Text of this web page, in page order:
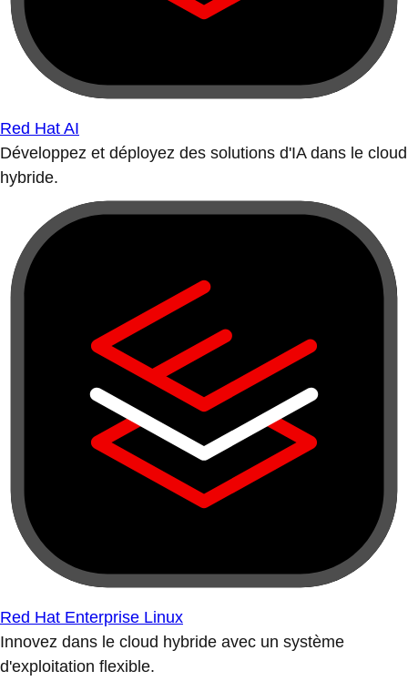
Red Hat AI
Développez et déployez des solutions d'IA dans le cloud
hybride.
Red Hat Enterprise Linux
Innovez dans le cloud hybride avec un système
d'exploitation flexible.